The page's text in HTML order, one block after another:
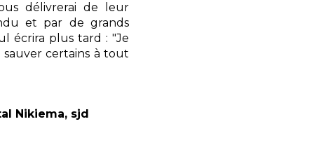
délivrerai de leur
et par de grands
écrira plus tard : "Je
certains à tout
Nikiema, sjd